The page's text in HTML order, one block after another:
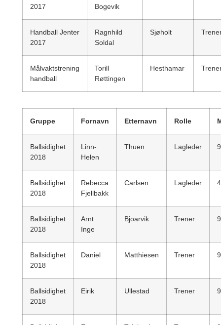
2017
Bogevik
Handball Jenter
2017
Ragnhild
Soldal
Sjøholt
Målvaktstrening
handball
Torill
Røttingen
Hesthamar
Gruppe Fornavn Etternavn Rolle
Ballsidighet
2018
Linn-
Helen
Thuen Lagleder
Ballsidighet
2018
Rebecca
Fjellbakk
Carlsen Lagleder
Ballsidighet
2018
Arnt
Inge
Bjoarvik Trener
Ballsidighet
2018
Daniel Matthiesen Trener
Ballsidighet
2018
Eirik Ullestad Trener